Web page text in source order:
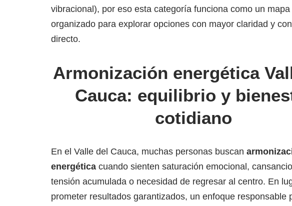
vibracional), por eso esta categoría funciona como un mapa
organizado para explorar opciones con mayor claridad y
directo.
Armonización energética
Cauca: equilibrio y
cotidiano
En el Valle del Cauca, muchas personas buscan
energética cuando sienten saturación emocional,
tensión acumulada o necesidad de regresar al centro. En
prometer resultados garantizados, un enfoque responsable